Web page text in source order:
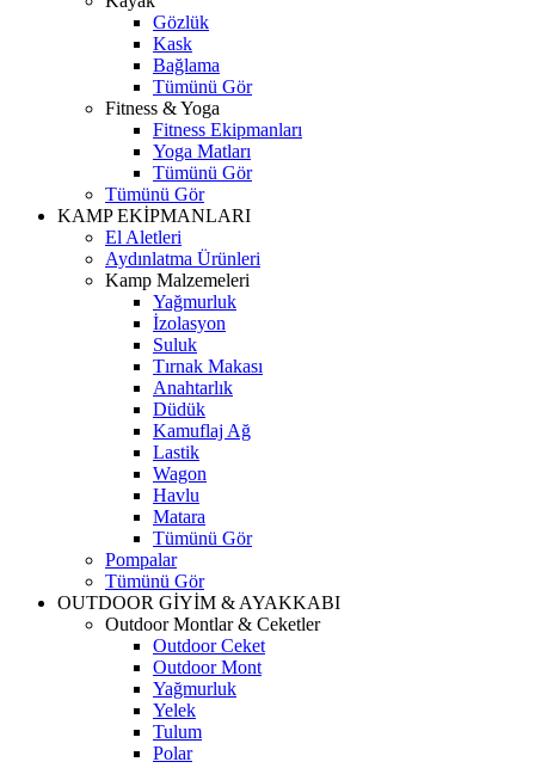
Gözlük
Kask
Bağlama
Tümünü Gör
Fitness & Yoga
Fitness Ekipmanları
Yoga Matları
Tümünü Gör
Tümünü Gör
KAMP EKİPMANLARI
El Aletleri
Aydınlatma Ürünleri
Kamp Malzemeleri
Yağmurluk
İzolasyon
Suluk
Tırnak Makası
Anahtarlık
Düdük
Kamuflaj Ağ
Lastik
Wagon
Havlu
Matara
Tümünü Gör
Pompalar
Tümünü Gör
OUTDOOR GİYİM & AYAKKABI
Outdoor Montlar & Ceketler
Outdoor Ceket
Outdoor Mont
Yağmurluk
Yelek
Tulum
Polar